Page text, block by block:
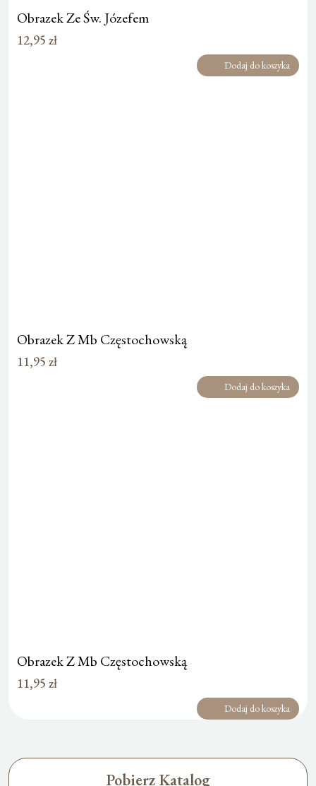
Obrazek Ze Św. Józefem
12,95 zł
Dodaj do koszyka
Obrazek Z Mb Częstochowską
11,95 zł
Dodaj do koszyka
Obrazek Z Mb Częstochowską
11,95 zł
Dodaj do koszyka
Pobierz Katalog